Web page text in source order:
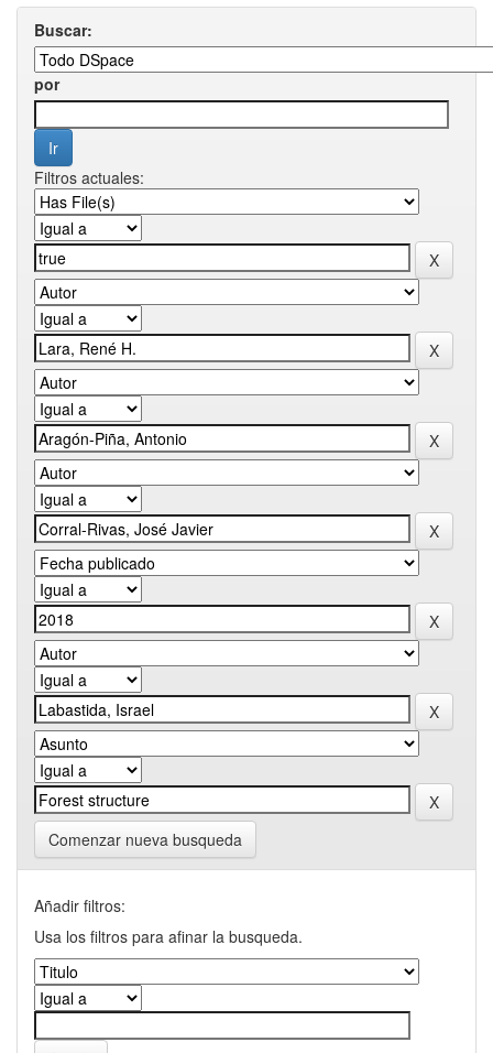
Buscar:
por
Filtros actuales:
Comenzar nueva busqueda
Añadir filtros:
Usa los filtros para afinar la busqueda.